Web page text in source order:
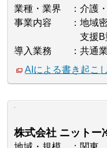
業種・業界
介護
事業内容
地域
支援
導入業務
共通
AIによる書き起こ
株式会社 ニットー